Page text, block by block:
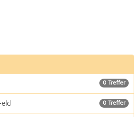
0 Treffer
0 Treffer